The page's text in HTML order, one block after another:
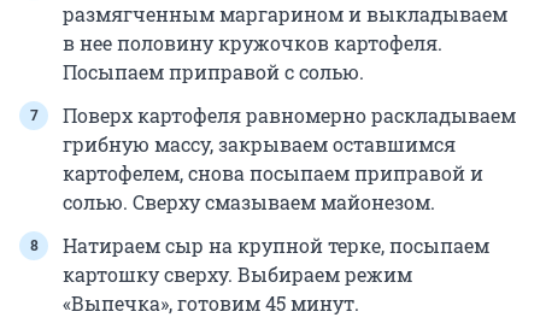
размягченным маргарином и выкладываем
в нее половину кружочков картофеля.
Посыпаем приправой с солью.
Поверх картофеля равномерно раскладываем
грибную массу, закрываем оставшимся
картофелем, снова посыпаем приправой и
солью. Сверху смазываем майонезом.
Натираем сыр на крупной терке, посыпаем
картошку сверху. Выбираем режим
«Выпечка», готовим 45 минут.